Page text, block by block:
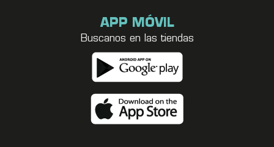
APP MÓVIL
Buscanos en las tiendas